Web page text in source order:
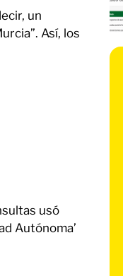
un
Así, los
usó
Autónoma’